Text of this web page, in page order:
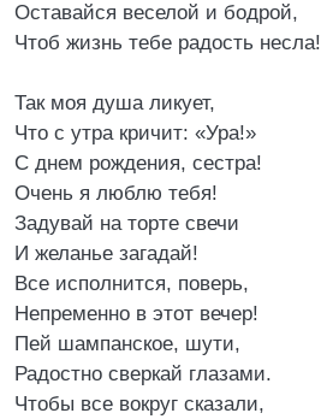
Оставайся веселой и бодрой,
Чтоб жизнь тебе радость несла!
Так моя душа ликует,
Что с утра кричит: «Ура!»
С днем рождения, сестра!
Очень я люблю тебя!
Задувай на торте свечи
И желанье загадай!
Все исполнится, поверь,
Непременно в этот вечер!
Пей шампанское, шути,
Радостно сверкай глазами.
Чтобы все вокруг сказали,